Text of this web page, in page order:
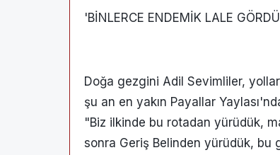
'BİNLERCE ENDEMİK LALE
Doğa gezgini Adil Sevimliler,
şu an en yakın Payallar
"Biz ilkinde bu rotadan yürüdük,
sonra Geriş Belinden yürüdük, bu